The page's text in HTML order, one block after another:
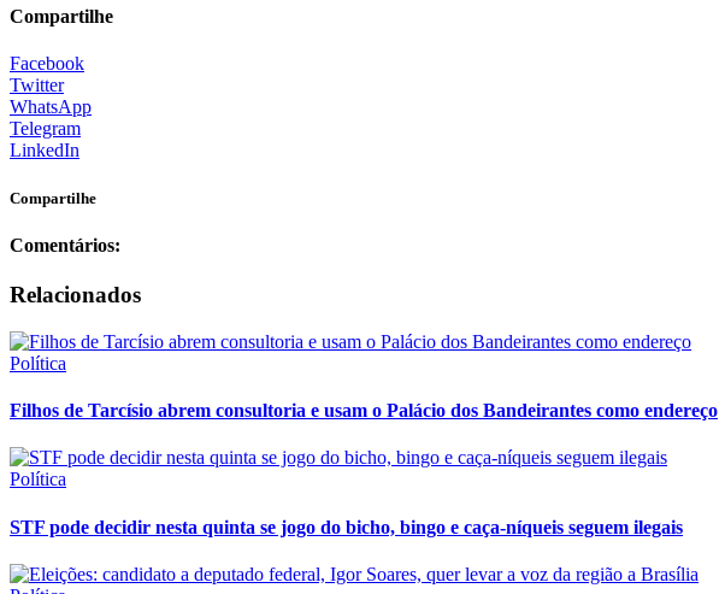
Compartilhe
Facebook
Twitter
WhatsApp
Telegram
LinkedIn
Compartilhe
Comentários:
Relacionados
Política
Filhos de Tarcísio abrem consultoria e usam o Palácio dos Bandeirantes como endereço
Política
STF pode decidir nesta quinta se jogo do bicho, bingo e caça-níqueis seguem ilegais